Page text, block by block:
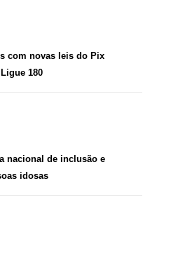
com novas leis do Pix
180
nacional de inclusão e
idosas